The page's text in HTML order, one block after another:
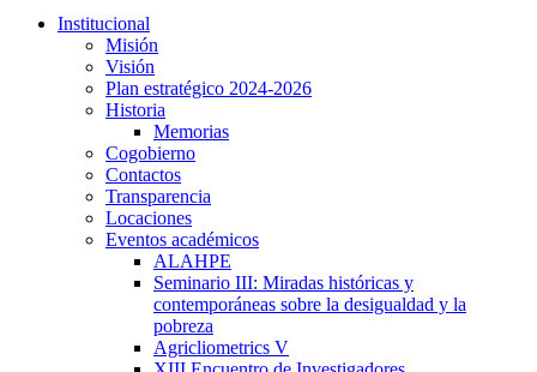
Institucional
Misión
Visión
Plan estratégico 2024-2026
Historia
Memorias
Cogobierno
Contactos
Transparencia
Locaciones
Eventos académicos
ALAHPE
Seminario III: Miradas históricas y
contemporáneas sobre la desigualdad y la
pobreza
Agricliometrics V